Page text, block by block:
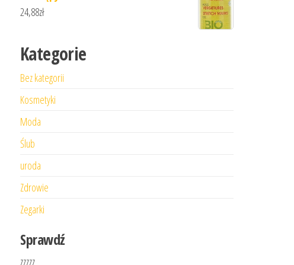
24,88zł
Kategorie
Bez kategorii
Kosmetyki
Moda
Ślub
uroda
Zdrowie
Zegarki
Sprawdź
zzzzz